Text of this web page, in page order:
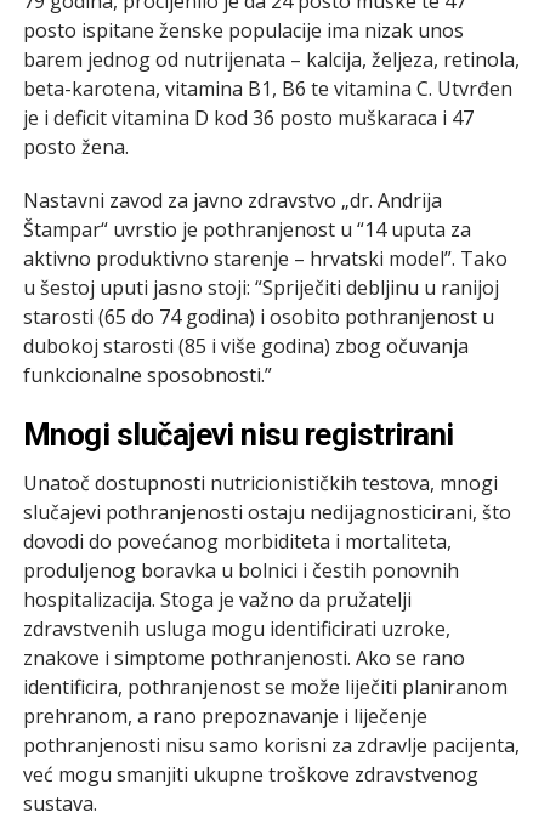
posto ispitane ženske populacije ima nizak unos
barem jednog od nutrijenata – kalcija, željeza, retinola,
beta-karotena, vitamina B1, B6 te vitamina C. Utvrđen
je i deficit vitamina D kod 36 posto muškaraca i 47
posto žena.
Nastavni zavod za javno zdravstvo „dr. Andrija
Štampar“ uvrstio je pothranjenost u “14 uputa za
aktivno produktivno starenje – hrvatski model”. Tako
u šestoj uputi jasno stoji: “Spriječiti debljinu u ranijoj
starosti (65 do 74 godina) i osobito pothranjenost u
dubokoj starosti (85 i više godina) zbog očuvanja
funkcionalne sposobnosti.”
Mnogi slučajevi nisu registrirani
Unatoč dostupnosti nutricionističkih testova, mnogi
slučajevi pothranjenosti ostaju nedijagnosticirani, što
dovodi do povećanog morbiditeta i mortaliteta,
produljenog boravka u bolnici i čestih ponovnih
hospitalizacija. Stoga je važno da pružatelji
zdravstvenih usluga mogu identificirati uzroke,
znakove i simptome pothranjenosti. Ako se rano
identificira, pothranjenost se može liječiti planiranom
prehranom, a rano prepoznavanje i liječenje
pothranjenosti nisu samo korisni za zdravlje pacijenta,
već mogu smanjiti ukupne troškove zdravstvenog
sustava.